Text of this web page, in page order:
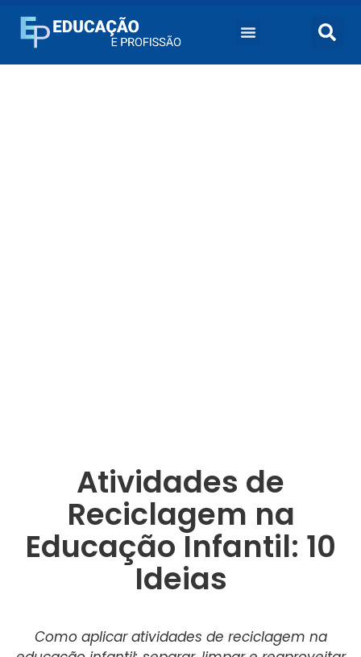
Atividades de
Reciclagem na
Educação Infantil: 10
Ideias
Como aplicar atividades de reciclagem na